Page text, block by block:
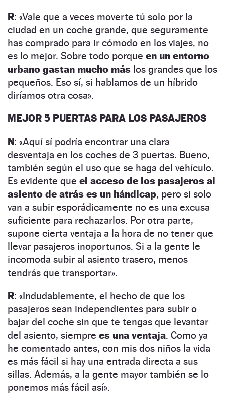
R: «Vale que a veces moverte tú solo por la
ciudad en un coche grande, que seguramente
has comprado para ir cómodo en los viajes, no
es lo mejor. Sobre todo porque en un entorno
urbano gastan mucho más los grandes que los
pequeños. Eso sí, si hablamos de un híbrido
diríamos otra cosa».
MEJOR 5 PUERTAS PARA LOS PASAJEROS
N: «Aquí sí podría encontrar una clara
desventaja en los coches de 3 puertas. Bueno,
también según el uso que se haga del vehículo.
Es evidente que el acceso de los pasajeros al
asiento de atrás es un hándicap, pero si solo
van a subir esporádicamente no es una excusa
suficiente para rechazarlos. Por otra parte,
supone cierta ventaja a la hora de no tener que
llevar pasajeros inoportunos. Si a la gente le
incomoda subir al asiento trasero, menos
tendrás que transportar».
R: «Indudablemente, el hecho de que los
pasajeros sean independientes para subir o
bajar del coche sin que te tengas que levantar
del asiento, siempre es una ventaja. Como ya
he comentado antes, con mis dos niños la vida
es más fácil si hay una entrada directa a sus
sillas. Además, a la gente mayor también se lo
ponemos más fácil así».